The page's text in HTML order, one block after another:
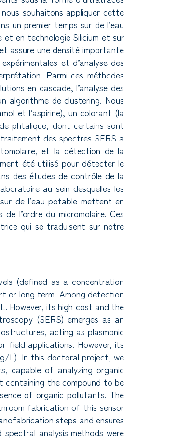
souhaitons appliquer cette
un premier temps sur de l’eau
en technologie Silicium et sur
assure une densité importante
et d’analyse des
Parmi ces méthodes
en cascade, l’analyse des
algorithme de clustering. Nous
et l’aspirine), un colorant (la
phtalique, dont certains sont
des spectres SERS a
et la détection de la
été utilisé pour détecter le
des études de contrôle de la
au sein desquelles les
de l’eau potable mettent en
l’ordre du micromolaire. Ces
qui se traduisent sur notre
(defined as a concentration
or long term. Among detection
However, its high cost and the
(SERS) emerges as an
acting as plasmonic
field applications. However, its
L). In this doctoral project, we
capable of analyzing organic
containing the compound to be
of organic pollutants. The
fabrication of this sensor
steps and ensures
analysis methods were